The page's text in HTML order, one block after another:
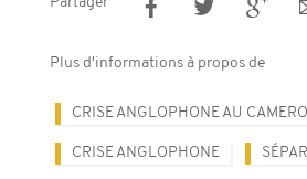
Plus d'informations à propos de
CRISE ANGLOPHONE AU
CRISE ANGLOPHONE